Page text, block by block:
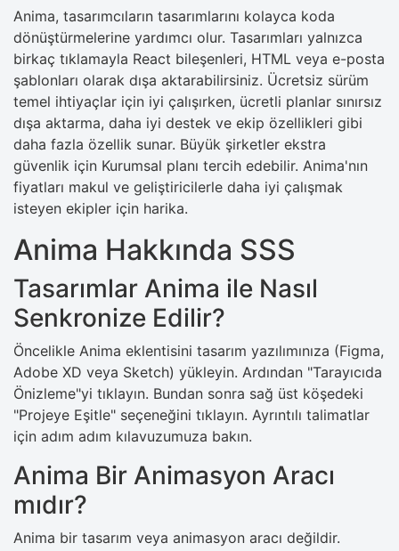
Anima, tasarımcıların tasarımlarını kolayca koda
dönüştürmelerine yardımcı olur. Tasarımları yalnızca
birkaç tıklamayla React bileşenleri, HTML veya e-posta
şablonları olarak dışa aktarabilirsiniz. Ücretsiz sürüm
temel ihtiyaçlar için iyi çalışırken, ücretli planlar sınırsız
dışa aktarma, daha iyi destek ve ekip özellikleri gibi
daha fazla özellik sunar. Büyük şirketler ekstra
güvenlik için Kurumsal planı tercih edebilir. Anima'nın
fiyatları makul ve geliştiricilerle daha iyi çalışmak
isteyen ekipler için harika.
Anima Hakkında SSS
Tasarımlar Anima ile Nasıl
Senkronize Edilir?
Öncelikle Anima eklentisini tasarım yazılımınıza (Figma,
Adobe XD veya Sketch) yükleyin. Ardından "Tarayıcıda
Önizleme"yi tıklayın. Bundan sonra sağ üst köşedeki
"Projeye Eşitle" seçeneğini tıklayın. Ayrıntılı talimatlar
için adım adım kılavuzumuza bakın.
Anima Bir Animasyon Aracı
mıdır?
Anima bir tasarım veya animasyon aracı değildir.